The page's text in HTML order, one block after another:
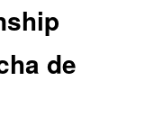
de